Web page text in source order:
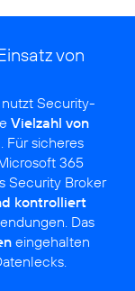
von
Security-
Vielzahl von
Für sicheres
365
Security Broker
kontrolliert
Das
eingehalten